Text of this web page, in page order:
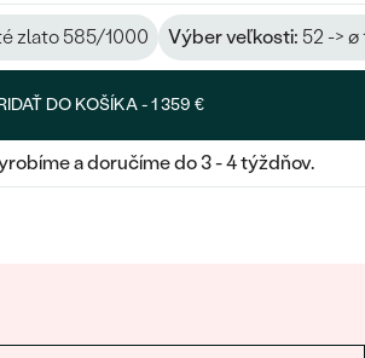
zlato 585/1000 Výber veľkosti: 52 -> ø
DO KOŠÍKA -1 359 €
a doručíme do 3 - 4 týždňov.